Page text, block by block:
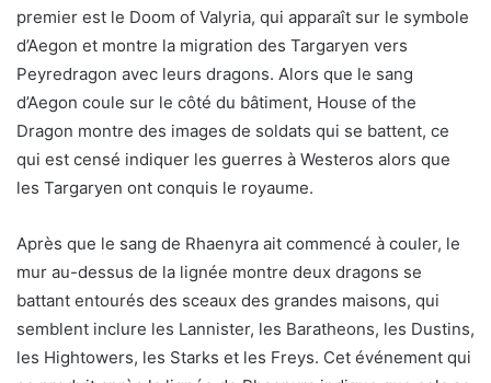
premier est le Doom of Valyria, qui apparaît sur le symbole
d’Aegon et montre la migration des Targaryen vers
Peyredragon avec leurs dragons. Alors que le sang
d’Aegon coule sur le côté du bâtiment, House of the
Dragon montre des images de soldats qui se battent, ce
qui est censé indiquer les guerres à Westeros alors que
les Targaryen ont conquis le royaume.
Après que le sang de Rhaenyra ait commencé à couler, le
mur au-dessus de la lignée montre deux dragons se
battant entourés des sceaux des grandes maisons, qui
semblent inclure les Lannister, les Baratheons, les Dustins,
les Hightowers, les Starks et les Freys. Cet événement qui